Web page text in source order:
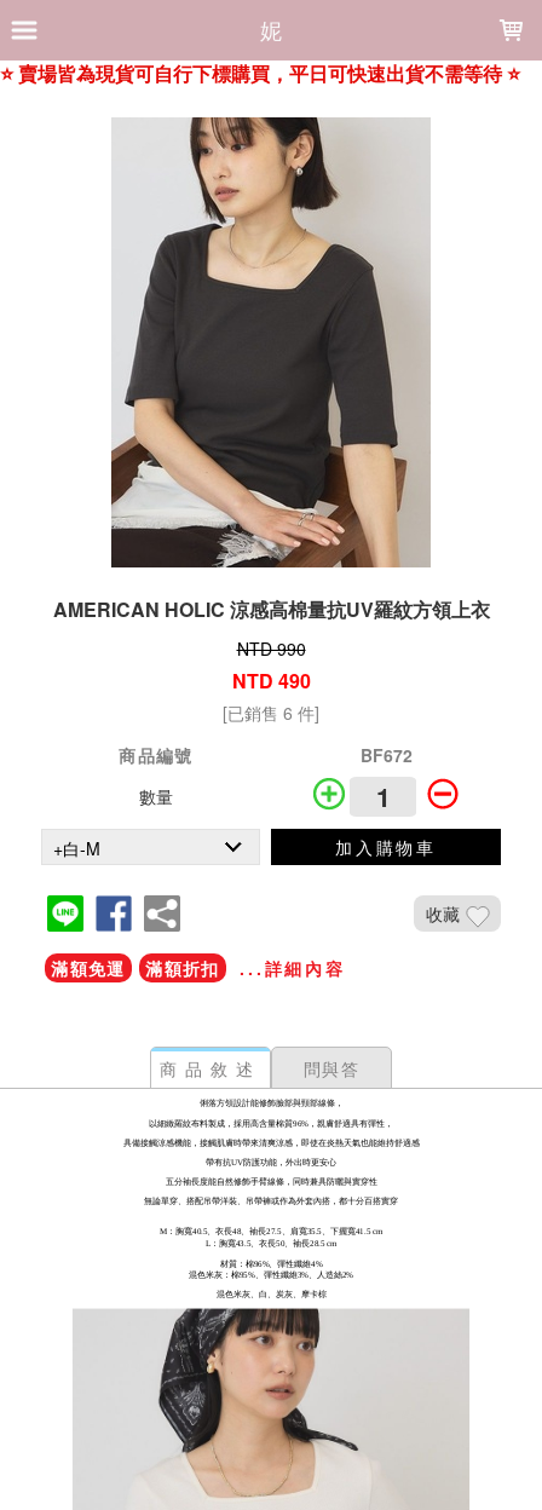
妮
AMERICAN HOLIC 涼感高棉量抗UV羅紋方領上衣
NTD 990
NTD 490
[已銷售 6 件]
商品編號
BF672
數量
加入購物車
收藏
滿額免運 滿額折扣 ...詳細內容
商品敘述 問與答